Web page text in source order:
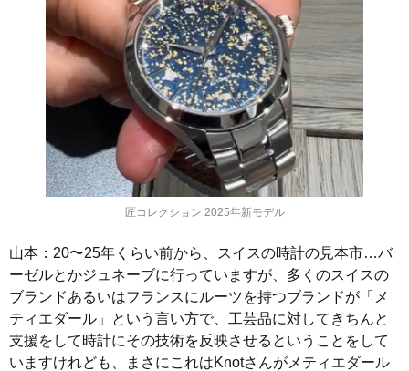
匠コレクション 2025年新モデル
山本：20〜25年くらい前から、スイスの時計の見本市…バ
ーゼルとかジュネーブに行っていますが、多くのスイスの
ブランドあるいはフランスにルーツを持つブランドが「メ
ティエダール」という言い方で、工芸品に対してきちんと
支援をして時計にその技術を反映させるということをして
いますけれども、まさにこれはKnotさんがメティエダール